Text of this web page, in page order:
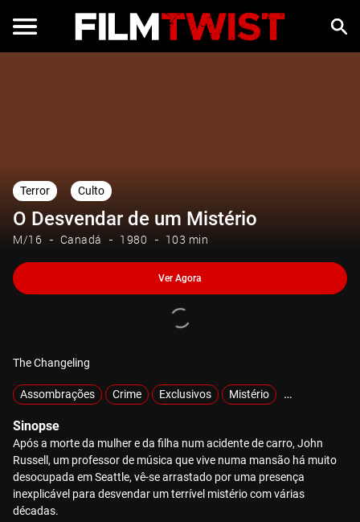
Terror Culto
O Desvendar de um Mistério
M/16 Canadá 1980 103 min
Ver Agora
The Changeling
Assombrações Crime Exclusivos Mistério Sobrenatural
Sinopse
Após a morte da mulher e da filha num acidente de carro, John
Russell, um professor de música que vive numa mansão há muito
desocupada em Seattle, vê-se arrastado por uma presença
inexplicável para desvendar um terrível mistério com várias
décadas.